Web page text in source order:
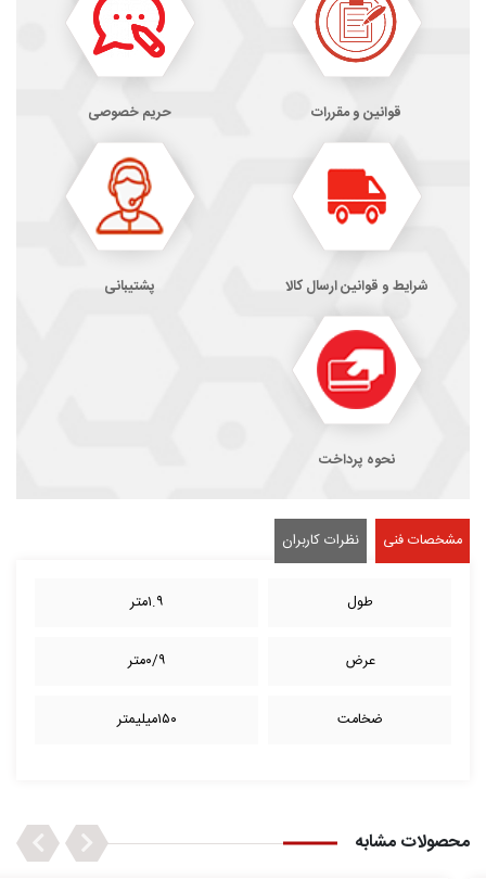
قوانین و مقررات حریم خصوصی
شرایط و قوانین ارسال کالا پشتیبانی
نحوه پرداخت
مشخصات فنی نظرات کاربران
طول ۱.۹متر
عرض ۰/۹متر
ضخامت ۱۵۰میلیمتر
محصولات مشابه Previous
Next